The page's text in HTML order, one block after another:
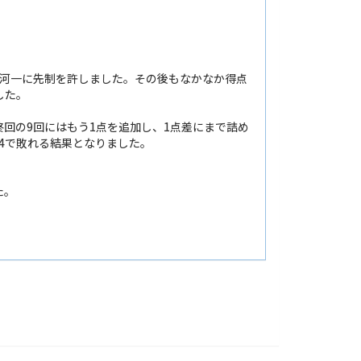
一に先制を許しました。その後もなかなか得点
。
の9回にはもう1点を追加し、1点差にまで詰め
敗れる結果となりました。